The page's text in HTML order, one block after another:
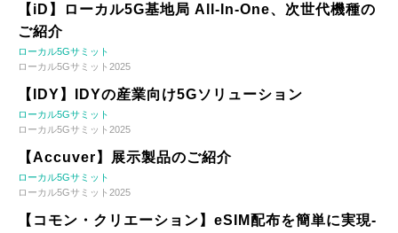
【iD】ローカル5G基地局 All-In-One、次世代機種の
ご紹介
ローカル5Gサミット
ローカル5Gサミット2025
【IDY】IDYの産業向け5Gソリューション
ローカル5Gサミット
ローカル5Gサミット2025
【Accuver】展示製品のご紹介
ローカル5Gサミット
ローカル5Gサミット2025
【コモン・クリエーション】eSIM配布を簡単に実現-